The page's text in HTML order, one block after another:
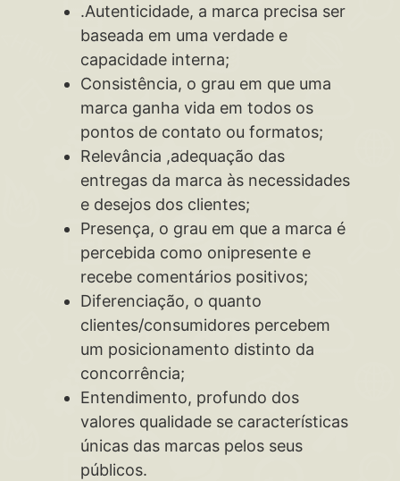
.Autenticidade, a marca precisa ser
baseada em uma verdade e
capacidade interna;
Consistência, o grau em que uma
marca ganha vida em todos os
pontos de contato ou formatos;
Relevância ,adequação das
entregas da marca às necessidades
e desejos dos clientes;
Presença, o grau em que a marca é
percebida como onipresente e
recebe comentários positivos;
Diferenciação, o quanto
clientes/consumidores percebem
um posicionamento distinto da
concorrência;
Entendimento, profundo dos
valores qualidade se características
únicas das marcas pelos seus
públicos.